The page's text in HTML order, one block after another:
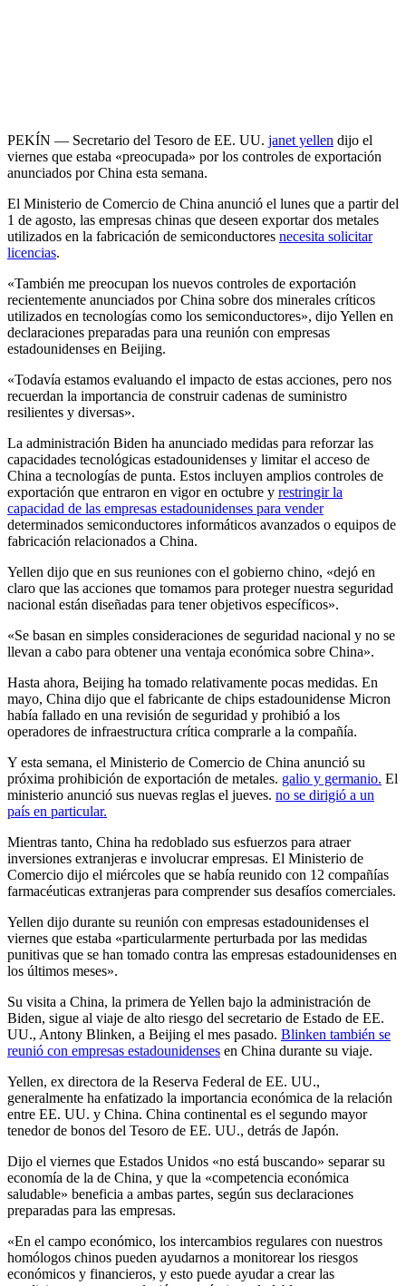
PEKÍN — Secretario del Tesoro de EE. UU. janet yellen dijo el
viernes que estaba «preocupada» por los controles de exportación
anunciados por China esta semana.
El Ministerio de Comercio de China anunció el lunes que a partir del
1 de agosto, las empresas chinas que deseen exportar dos metales
utilizados en la fabricación de semiconductores necesita solicitar
licencias.
«También me preocupan los nuevos controles de exportación
recientemente anunciados por China sobre dos minerales críticos
utilizados en tecnologías como los semiconductores», dijo Yellen en
declaraciones preparadas para una reunión con empresas
estadounidenses en Beijing.
«Todavía estamos evaluando el impacto de estas acciones, pero nos
recuerdan la importancia de construir cadenas de suministro
resilientes y diversas».
La administración Biden ha anunciado medidas para reforzar las
capacidades tecnológicas estadounidenses y limitar el acceso de
China a tecnologías de punta. Estos incluyen amplios controles de
exportación que entraron en vigor en octubre y restringir la
capacidad de las empresas estadounidenses para vender
determinados semiconductores informáticos avanzados o equipos de
fabricación relacionados a China.
Yellen dijo que en sus reuniones con el gobierno chino, «dejó en
claro que las acciones que tomamos para proteger nuestra seguridad
nacional están diseñadas para tener objetivos específicos».
«Se basan en simples consideraciones de seguridad nacional y no se
llevan a cabo para obtener una ventaja económica sobre China».
Hasta ahora, Beijing ha tomado relativamente pocas medidas. En
mayo, China dijo que el fabricante de chips estadounidense Micron
había fallado en una revisión de seguridad y prohibió a los
operadores de infraestructura crítica comprarle a la compañía.
Y esta semana, el Ministerio de Comercio de China anunció su
próxima prohibición de exportación de metales. galio y germanio. El
ministerio anunció sus nuevas reglas el jueves. no se dirigió a un
país en particular.
Mientras tanto, China ha redoblado sus esfuerzos para atraer
inversiones extranjeras e involucrar empresas. El Ministerio de
Comercio dijo el miércoles que se había reunido con 12 compañías
farmacéuticas extranjeras para comprender sus desafíos comerciales.
Yellen dijo durante su reunión con empresas estadounidenses el
viernes que estaba «particularmente perturbada por las medidas
punitivas que se han tomado contra las empresas estadounidenses en
los últimos meses».
Su visita a China, la primera de Yellen bajo la administración de
Biden, sigue al viaje de alto riesgo del secretario de Estado de EE.
UU., Antony Blinken, a Beijing el mes pasado. Blinken también se
reunió con empresas estadounidenses en China durante su viaje.
Yellen, ex directora de la Reserva Federal de EE. UU.,
generalmente ha enfatizado la importancia económica de la relación
entre EE. UU. y China. China continental es el segundo mayor
tenedor de bonos del Tesoro de EE. UU., detrás de Japón.
Dijo el viernes que Estados Unidos «no está buscando» separar su
economía de la de China, y que la «competencia económica
saludable» beneficia a ambas partes, según sus declaraciones
preparadas para las empresas.
«En el campo económico, los intercambios regulares con nuestros
homólogos chinos pueden ayudarnos a monitorear los riesgos
económicos y financieros, y esto puede ayudar a crear las